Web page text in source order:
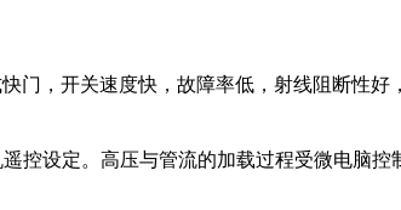
门，开关速度快，故障率低，射线阻断性好
控设定。高压与管流的加载过程受微电脑控